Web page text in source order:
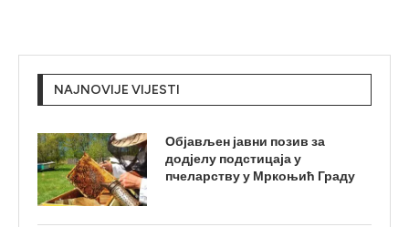
NAJNOVIJE VIJESTI
Објављен јавни позив за
додјелу подстицаја у
пчеларству у Мркоњић Граду